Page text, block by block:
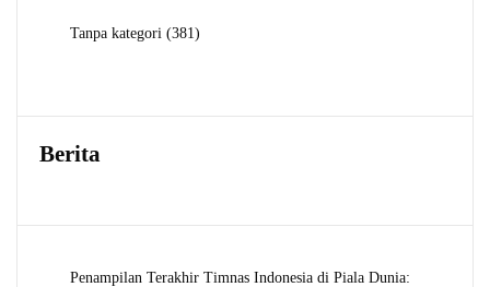
Tanpa kategori 381381
Berita
Penampilan Terakhir Timnas Indonesia di Piala Dunia: